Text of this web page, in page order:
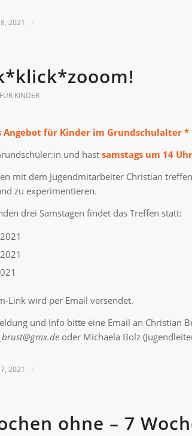
2021 /
KINDER
Angebot für Kinder im Grundschulalter *
und hast samstags um 14 Uhr
mit dem Jugendmitarbeiter Christian
zu experimentieren.
drei Samstagen findet das Treffen statt:
Link wird per Email versendet.
und Info bitte eine Email an Christian
oder Michaela Bolz
2021 /
ohne – 7